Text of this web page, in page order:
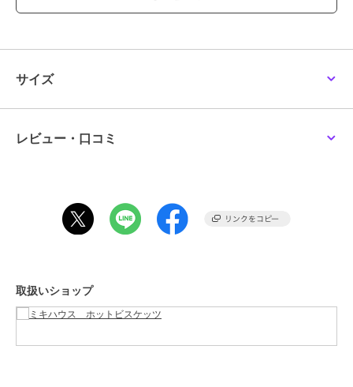
●お名前が書けるネームタグ付き
～ファーストシューズ～
■ゆとりと丸みのあるつま先
■しっかりしたカウンター（シューズのかかと部分）
大きく固めのカウンターで、傾きやすい赤ちゃんの足をまっすぐ支
■フレックスソール
赤ちゃんの足が曲がる位置で、曲がる柔軟なソールは
サイズ
レビュー・口コミ
取扱いショップ